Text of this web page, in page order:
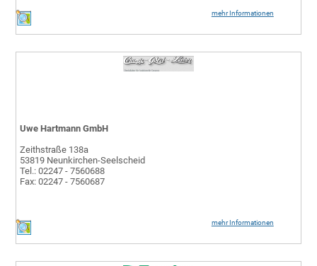
mehr Informationen
mehr Informationen
Uwe Hartmann GmbH
Zeithstraße 138a
53819 Neunkirchen-Seelscheid
Tel.: 02247 - 7560688
Fax: 02247 - 7560687